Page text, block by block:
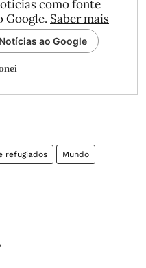
como fonte
Google. Saber mais
ao Google
refugiados Mundo